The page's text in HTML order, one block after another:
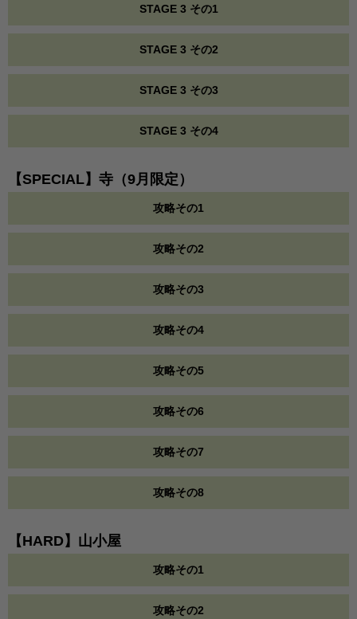
STAGE 3 その1
STAGE 3 その2
STAGE 3 その3
STAGE 3 その4
【SPECIAL】寺（9月限定）
攻略その1
攻略その2
攻略その3
攻略その4
攻略その5
攻略その6
攻略その7
攻略その8
【HARD】山小屋
攻略その1
攻略その2